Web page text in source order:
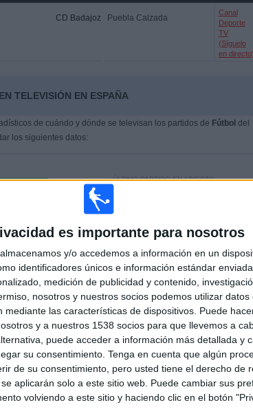
es importante para nosotros
almacenamos y/o accedemos a información en un
identificadores únicos e información estándar
medición de publicidad y contenido,
nosotros y nuestros socios podemos utilizar datos
mediante las características de dispositivos. Puede
y a nuestros 1538 socios para que llevemos a
puede acceder a información más detallada y
su consentimiento. Tenga en cuenta que algún
de su consentimiento, pero usted tiene el derecho de
aplicarán solo a este sitio web. Puede cambiar sus
volviendo a este sitio y haciendo clic en el botón
CD Badajoz Puebla Calzada
Canal
Deporte
TV
(Síguelo
en
TELEVISIÓN EN ESPAÑA
de cuándo y dónde se televisan los partidos de Fútbol del
los siguientes datos:
ÚLTIMO PARTIDO EN ABIERTO
CD Badajoz - Puebla Calzada
Deporte TV
4
CANALES TV
102
SIN PARTIDO
GRATUÍTO
0
CONSECUTIVOS
DE PAGO
TOTAL
MÁXIMO